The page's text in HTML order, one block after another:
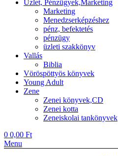
Üzlet, Pénzügyek,Marketing
Marketing
Menedzserképzéshez
pénz, befektetés
pénzügy
üzleti szakkönyv
Vallás
Biblia
Vöröspöttyös könyvek
Young Adult
Zene
Zenei könyvek,CD
Zenei kotta
Zeneiskolai tankönyvek
0 0,00 Ft
Menu